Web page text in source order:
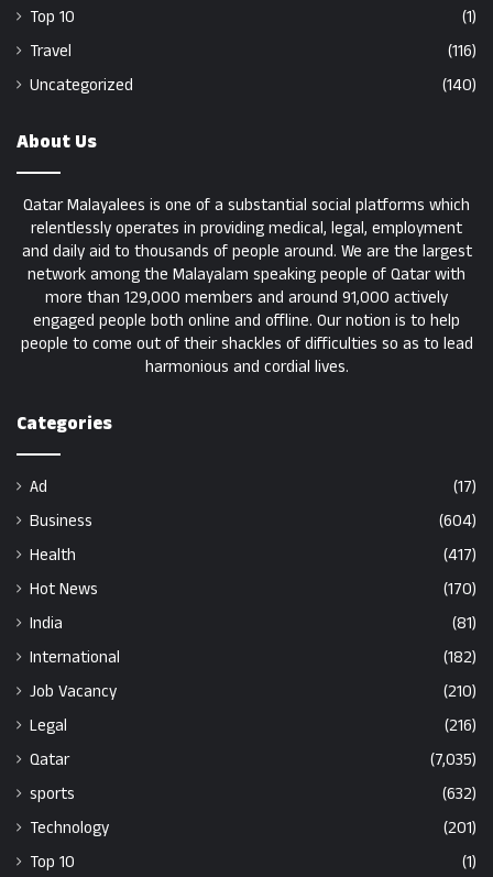
Top 10
(1)
Travel
(116)
Uncategorized
(140)
About Us
Qatar Malayalees is one of a substantial social platforms which
relentlessly operates in providing medical, legal, employment
and daily aid to thousands of people around. We are the largest
network among the Malayalam speaking people of Qatar with
more than 129,000 members and around 91,000 actively
engaged people both online and offline. Our notion is to help
people to come out of their shackles of difficulties so as to lead
harmonious and cordial lives.
Categories
Ad
(17)
Business
(604)
Health
(417)
Hot News
(170)
India
(81)
International
(182)
Job Vacancy
(210)
Legal
(216)
Qatar
(7,035)
sports
(632)
Technology
(201)
Top 10
(1)